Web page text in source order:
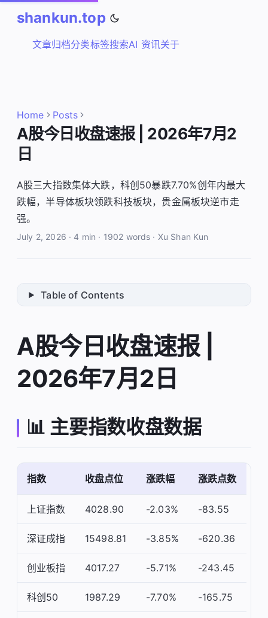
shankun.top
文章归档分类标签搜索AI 资讯关于
Home Posts
A股今日收盘速报 | 2026年7月2
日
A股三大指数集体大跌，科创50暴跌7.70%创年内最大
跌幅，半导体板块领跌科技板块，贵金属板块逆市走
强。
July 2, 2026 · 4 min · 1902 words · Xu Shan Kun
Table of Contents
A股今日收盘速报 |
2026年7月2日
📊 主要指数收盘数据
指数 收盘点位 涨跌幅 涨跌点数
上证指数 4028.90 -2.03% -83.55
深证成指 15498.81 -3.85% -620.36
创业板指 4017.27 -5.71% -243.45
科创50 1987.29 -7.70% -165.75